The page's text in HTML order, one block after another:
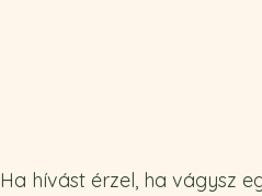
Ha hívást érzel, ha vágysz